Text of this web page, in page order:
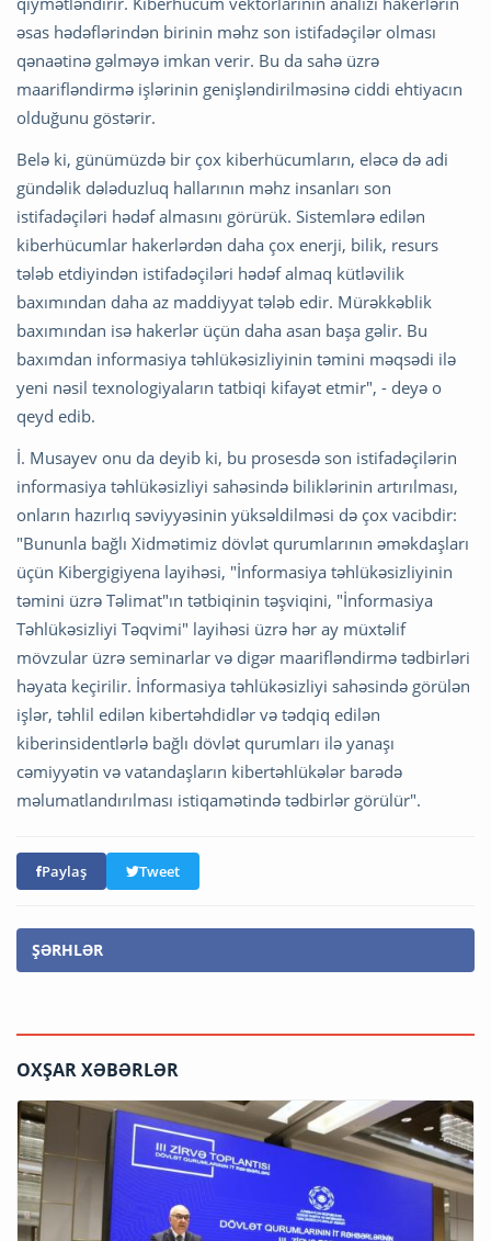
əsas hədəflərindən birinin məhz son istifadəçilər olması
qənaətinə gəlməyə imkan verir. Bu da sahə üzrə
maarifləndirmə işlərinin genişləndirilməsinə ciddi ehtiyacın
olduğunu göstərir.
Belə ki, günümüzdə bir çox kiberhücumların, eləcə də adi
gündəlik dələduzluq hallarının məhz insanları son
istifadəçiləri hədəf almasını görürük. Sistemlərə edilən
kiberhücumlar hakerlərdən daha çox enerji, bilik, resurs
tələb etdiyindən istifadəçiləri hədəf almaq kütləvilik
baxımından daha az maddiyyat tələb edir. Mürəkkəblik
baxımından isə hakerlər üçün daha asan başa gəlir. Bu
baxımdan informasiya təhlükəsizliyinin təmini məqsədi ilə
yeni nəsil texnologiyaların tatbiqi kifayət etmir", - deyə o
qeyd edib.
İ. Musayev onu da deyib ki, bu prosesdə son istifadəçilərin
informasiya təhlükəsizliyi sahəsində biliklərinin artırılması,
onların hazırlıq səviyyəsinin yüksəldilməsi də çox vacibdir:
"Bununla bağlı Xidmətimiz dövlət qurumlarının əməkdaşları
üçün Kibergigiyena layihəsi, "İnformasiya təhlükəsizliyinin
təmini üzrə Təlimat"ın tətbiqinin təşviqini, "İnformasiya
Təhlükəsizliyi Təqvimi" layihəsi üzrə hər ay müxtəlif
mövzular üzrə seminarlar və digər maarifləndirmə tədbirləri
həyata keçirilir. İnformasiya təhlükəsizliyi sahəsində görülən
işlər, təhlil edilən kibertəhdidlər və tədqiq edilən
kiberinsidentlərlə bağlı dövlət qurumları ilə yanaşı
cəmiyyətin və vatandaşların kibertəhlükələr barədə
məlumatlandırılması istiqamətində tədbirlər görülür".
Paylaş Tweet
ŞƏRHLƏR
OXŞAR XƏBƏRLƏR